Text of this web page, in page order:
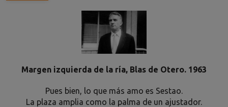
Margen izquierda de la ría, Blas de Otero. 1963
Pues bien, lo que más amo es Sestao.
La plaza amplia como la palma de un ajustador.